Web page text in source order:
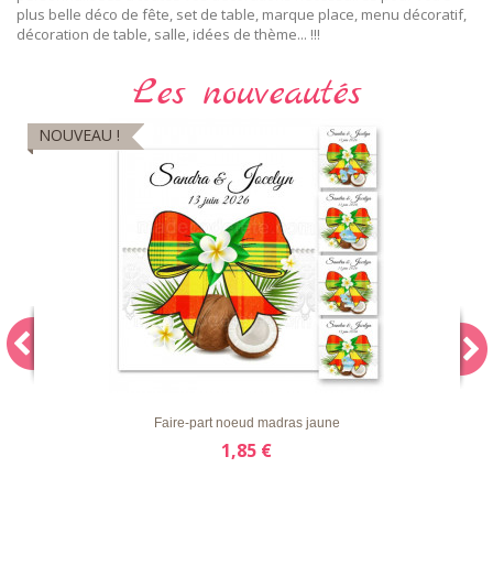
plus belle déco de fête, set de table, marque place, menu décoratif,
décoration de table, salle, idées de thème... !!!
Les nouveautés
NOUVEAU !
LISTE
APERÇU RAPIDE DÉTAILS
Faire-part noeud madras jaune
1,85 €